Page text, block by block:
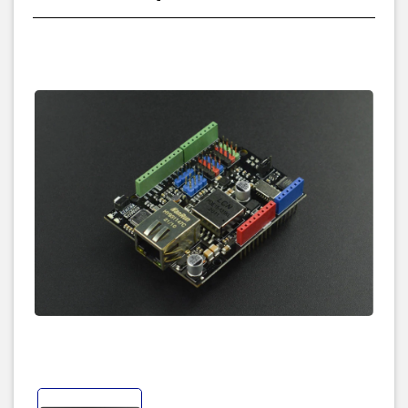
TCP/IP is the market-proven technology that supports TCP, UDP,
32Kbyte internal memory buffer for the Ethernet packet
processing. It’s faster and easier way rather than using any other
Embedded Ethernet solution. Besides, the W5500’s SPI supports
80MHz speed and a new efficient SPI protocol for high-speed
network communication. In order to reduce the power
consumption of the system, W5500 provides WOL (Wake on LAN)
and power-down mode.
With the same size as Arduino UNO, this W5500 Ethernet
expansion board adopts IEEE 802.3at standard-compliant POE
Class 0 power classification and offers MicroSD card socket and 2